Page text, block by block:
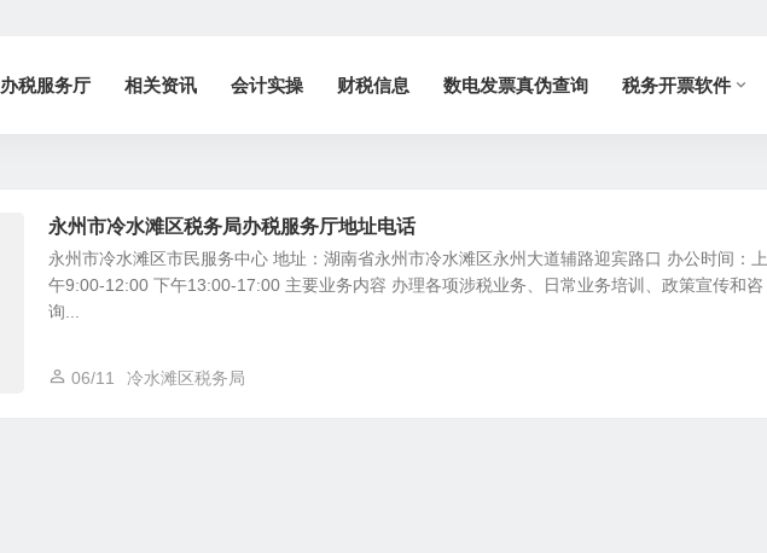
办税服务厅 相关资讯 会计实操 财税信息 数电发票真伪查询 税务开票软件
永州市冷水滩区税务局办税服务厅地址电话
永州市冷水滩区市民服务中心 地址：湖南省永州市冷水滩区永州大道辅路迎宾路口 办公时间：上
午9:00-12:00 下午13:00-17:00 主要业务内容 办理各项涉税业务、日常业务培训、政策宣传和咨
询...
06/11 冷水滩区税务局